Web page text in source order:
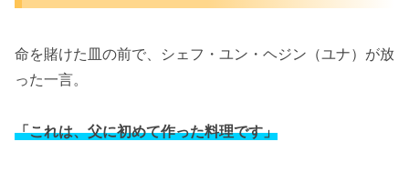
命を賭けた皿の前で、シェフ・ユン・ヘジン（ユナ）が放
った一言。
「これは、父に初めて作った料理です」